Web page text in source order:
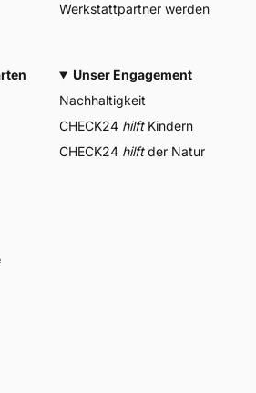
Werkstattpartner werden
Unser Engagement
Nachhaltigkeit
CHECK24 hilftKindern
CHECK24 hilftder Natur